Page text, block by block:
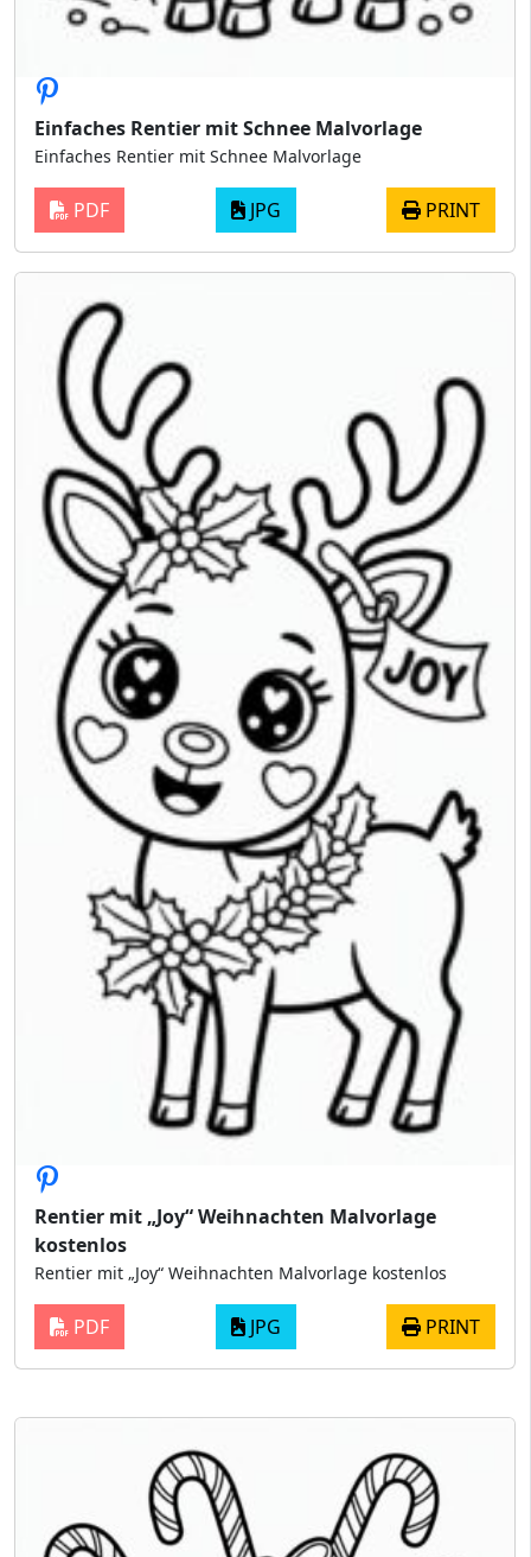
Einfaches Rentier mit Schnee Malvorlage
Einfaches Rentier mit Schnee Malvorlage
PDF JPG PRINT
Rentier mit „Joy“ Weihnachten Malvorlage
kostenlos
Rentier mit „Joy“ Weihnachten Malvorlage kostenlos
PDF JPG PRINT